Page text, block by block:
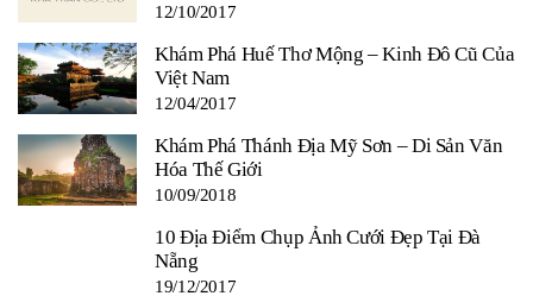
12/10/2017
Khám Phá Huế Thơ Mộng – Kinh Đô Cũ Của
Việt Nam
12/04/2017
Khám Phá Thánh Địa Mỹ Sơn – Di Sản Văn
Hóa Thế Giới
10/09/2018
10 Địa Điểm Chụp Ảnh Cưới Đẹp Tại Đà
Nẵng
19/12/2017